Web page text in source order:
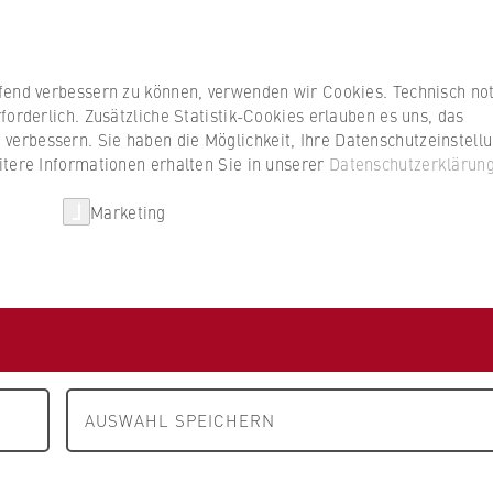
Lehre
on Sustainability
verbessern zu können, verwenden wir Cookies. Technisch
Zusätzliche Statistik-Cookies erlauben es uns, das
Sie haben die Möglichkeit, Ihre
Informationen erhalten Sie in unserer
Marketing
AUSWAHL SPEICHERN